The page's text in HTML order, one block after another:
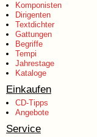
Komponisten
Dirigenten
Textdichter
Gattungen
Begriffe
Tempi
Jahrestage
Kataloge
Einkaufen
CD-Tipps
Angebote
Service